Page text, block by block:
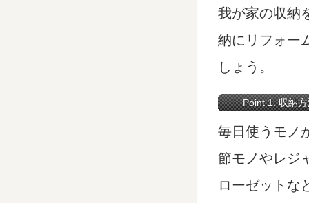
我が家の収納
納にリフォー
しょう。
Point 1. 収納
毎日使うモノ
節モノやレジ
ローゼットな